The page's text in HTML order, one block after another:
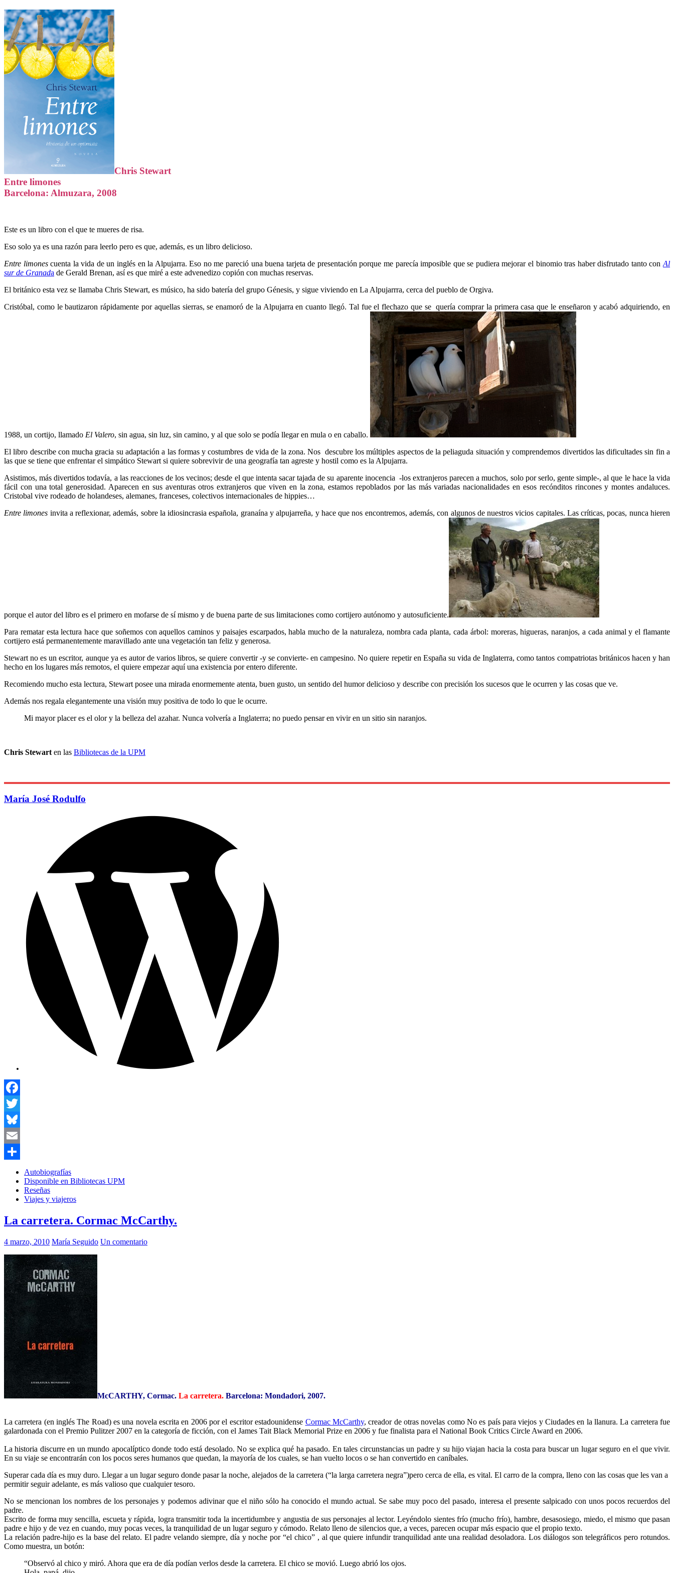
Chris Stewart
Entre limones
Barcelona: Almuzara, 2008
Este es un libro con el que te mueres de risa.
Eso solo ya es una razón para leerlo pero es que, además, es un libro delicioso.
Entre limonescuenta la vida de un inglés en la Alpujarra. Eso no me pareció una buena tarjeta de presentación porque me parecía imposible que se pudiera mejorar el binomio tras haber disfrutado tanto conAl
sur de Granada de Gerald Brenan, así es que miré a este advenedizo copión con muchas reservas.
El británico esta vez se llamaba Chris Stewart, es músico, ha sido batería del grupo Génesis, y sigue viviendo en La Alpujarrra, cerca del pueblo de Orgiva.
Cristóbal, como le bautizaron rápidamente por aquellas sierras, se enamoró de la Alpujarra en cuanto llegó. Tal fue el flechazo que se quería comprar la primera casa que le enseñaron y acabó adquiriendo, en
1988, un cortijo, llamado El Valero, sin agua, sin luz, sin camino, y al que solo se podía llegar en mula o en caballo.
El libro describe con mucha gracia su adaptación a las formas y costumbres de vida de la zona. Nos descubre los múltiples aspectos de la peliaguda situación y comprendemos divertidos las dificultades sin fin a
las que se tiene que enfrentar el simpático Stewart si quiere sobrevivir de una geografía tan agreste y hostil como es la Alpujarra.
Asistimos, más divertidos todavía, a las reacciones de los vecinos; desde el que intenta sacar tajada de su aparente inocencia -los extranjeros parecen a muchos, solo por serlo, gente simple-, al que le hace la vida
fácil con una total generosidad. Aparecen en sus aventuras otros extranjeros que viven en la zona, estamos repoblados por las más variadas nacionalidades en esos recónditos rincones y montes andaluces.
Cristobal vive rodeado de holandeses, alemanes, franceses, colectivos internacionales de hippies…
Entre limones invita a reflexionar, además, sobre la idiosincrasia española, granaína y alpujarreña, y hace que nos encontremos, además, con algunos de nuestros vicios capitales. Las críticas, pocas, nunca hieren
porque el autor del libro es el primero en mofarse de sí mismo y de buena parte de sus limitaciones como cortijero autónomo y autosuficiente.
Para rematar esta lectura hace que soñemos con aquellos caminos y paisajes escarpados, habla mucho de la naturaleza, nombra cada planta, cada árbol: moreras, higueras, naranjos, a cada animal y el flamante
cortijero está permanentemente maravillado ante una vegetación tan feliz y generosa.
Stewart no es un escritor, aunque ya es autor de varios libros, se quiere convertir -y se convierte- en campesino. No quiere repetir en España su vida de Inglaterra, como tantos compatriotas británicos hacen y han
hecho en los lugares más remotos, el quiere empezar aquí una existencia por entero diferente.
Recomiendo mucho esta lectura, Stewart posee una mirada enormemente atenta, buen gusto, un sentido del humor delicioso y describe con precisión los sucesos que le ocurren y las cosas que ve.
Además nos regala elegantemente una visión muy positiva de todo lo que le ocurre.
Mi mayor placer es el olor y la belleza del azahar. Nunca volvería a Inglaterra; no puedo pensar en vivir en un sitio sin naranjos.
Chris Stewart en las Bibliotecas de la UPM
María José Rodulfo
Facebook
Twitter
Bluesky
Email
Compartir
Autobiografías
Disponible en Bibliotecas UPM
Reseñas
Viajes y viajeros
La carretera. Cormac McCarthy.
4 marzo, 2010 María Seguido Un comentario
McCARTHY, Cormac. La carretera. Barcelona: Mondadori, 2007.
La carretera (en inglés The Road) es una novela escrita en 2006 por el escritor estadounidense Cormac McCarthy, creador de otras novelas como No es país para viejos y Ciudades en la llanura. La carretera fue
galardonada con el Premio Pulitzer 2007 en la categoría de ficción, con el James Tait Black Memorial Prize en 2006 y fue finalista para el National Book Critics Circle Award en 2006.
La historia discurre en un mundo apocalíptico donde todo está desolado. No se explica qué ha pasado. En tales circunstancias un padre y su hijo viajan hacia la costa para buscar un lugar seguro en el que vivir.
En su viaje se encontrarán con los pocos seres humanos que quedan, la mayoría de los cuales, se han vuelto locos o se han convertido en caníbales.
Superar cada día es muy duro. Llegar a un lugar seguro donde pasar la noche, alejados de la carretera (“la larga carretera negra”)pero cerca de ella, es vital. El carro de la compra, lleno con las cosas que les van a
permitir seguir adelante, es más valioso que cualquier tesoro.
No se mencionan los nombres de los personajes y podemos adivinar que el niño sólo ha conocido el mundo actual. Se sabe muy poco del pasado, interesa el presente salpicado con unos pocos recuerdos del
padre.
Escrito de forma muy sencilla, escueta y rápida, logra transmitir toda la incertidumbre y angustia de sus personajes al lector. Leyéndolo sientes frío (mucho frío), hambre, desasosiego, miedo, el mismo que pasan
padre e hijo y de vez en cuando, muy pocas veces, la tranquilidad de un lugar seguro y cómodo. Relato lleno de silencios que, a veces, parecen ocupar más espacio que el propio texto.
La relación padre-hijo es la base del relato. El padre velando siempre, día y noche por “el chico” , al que quiere infundir tranquilidad ante una realidad desoladora. Los diálogos son telegráficos pero rotundos.
Como muestra, un botón:
“Observó al chico y miró. Ahora que era de día podían verlos desde la carretera. El chico se movió. Luego abrió los ojos.